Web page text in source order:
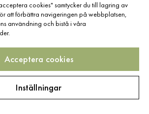
cookies" samtycker du till lagring av
att förbättra navigeringen på webbplatsen,
användning och bistå i våra
Acceptera cookies
Inställningar